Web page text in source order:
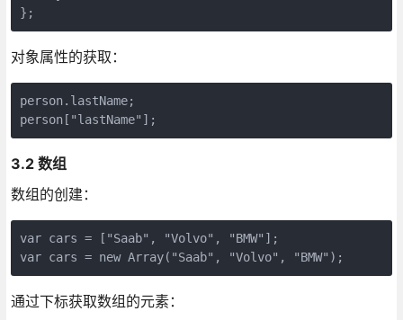
对象属性的获取：
person.lastName;
3.2 数组
数组的创建：
var cars = ["Saab", "Volvo", "BMW"];
通过下标获取数组的元素：